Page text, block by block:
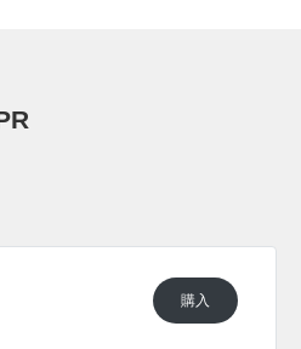
ゲル)"テクノロジー、"FF
NYC"よりも軽量でソフトな履
る。
ルトーンで構成。清潔感のある
なオートミールカラーを重ねた
ュ、スウェード、シンセティッ
購入